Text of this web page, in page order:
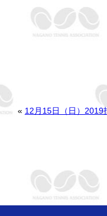
« 12月15日（日）2019